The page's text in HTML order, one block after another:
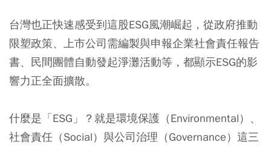
台灣也正快速感受到這股ESG風潮崛起，從政府推動
限塑政策、上市公司需編製與申報企業社會責任報告
書、民間團體自動發起淨灘活動等，都顯示ESG的影
響力正全面擴散。
什麼是「ESG」？就是環境保護（Environmental）、
社會責任（Social）與公司治理（Governance）這三